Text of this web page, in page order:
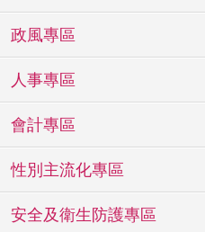
政風專區
人事專區
會計專區
性別主流化專區
安全及衛生防護專區